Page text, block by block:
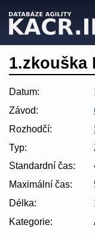
1.zkouška
Datum:
Závod:
Rozhodčí:
Typ:
Standardní čas:
Maximální čas:
Délka:
Kategorie: